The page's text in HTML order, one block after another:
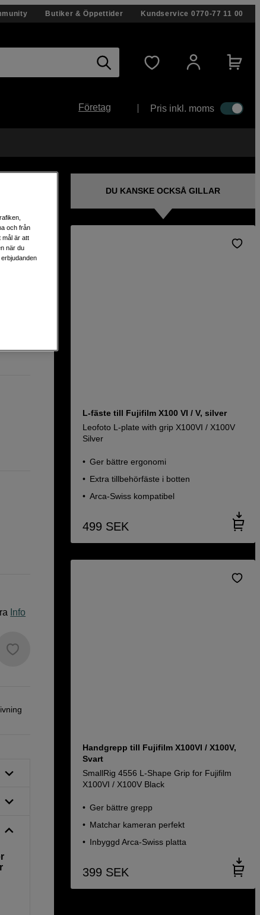
Butiker & Öppettider Kundservice 0770-77 11 00
Företag Pris inkl. moms
Info
DU KANSKE OCKSÅ GILLAR
L-fäste till Fujifilm X100 VI / V, silver
Leofoto L-plate with grip X100VI / X100V
Silver
Ger bättre ergonomi
Extra tillbehörfäste i botten
Arca-Swiss kompatibel
499 SEK
Handgrepp till Fujifilm X100VI / X100V,
Svart
SmallRig 4556 L-Shape Grip for Fujifilm
X100VI / X100V Black
Ger bättre grepp
Matchar kameran perfekt
Inbyggd Arca-Swiss platta
399 SEK
och från
mål är att
när du